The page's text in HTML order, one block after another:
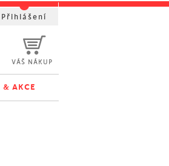
VÁŠ NÁKUP
& AKCE
Přihlášení